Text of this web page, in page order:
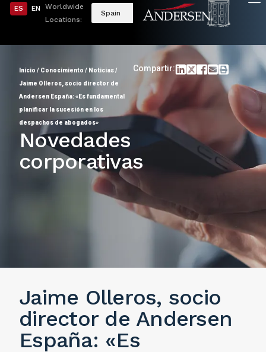
ES EN
Worldwide
Locations:
Spain
Inicio / Conocimiento / Noticias/
Jaime Olleros, socio director de
Andersen España: «Es fundamental
planificar la sucesión en los
despachos de abogados»
Compartir:
Novedades
corporativas
Jaime Olleros, socio
director de Andersen
España: «Es